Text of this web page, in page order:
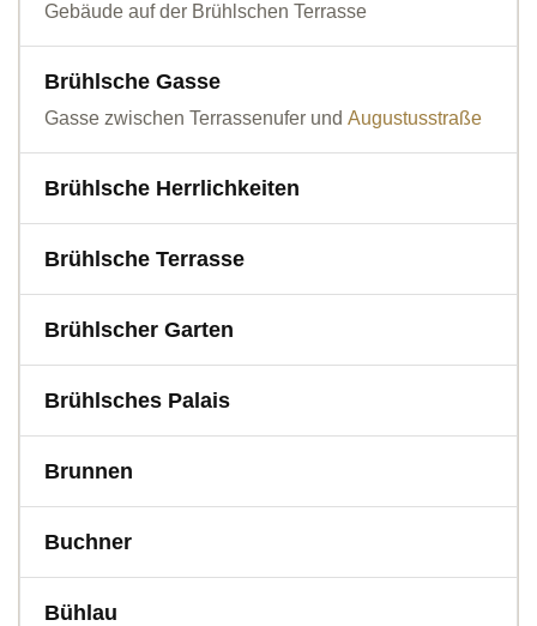
Gebäude auf der Brühlschen Terrasse
Brühlsche Gasse
Gasse zwischen Terrassenufer und Augustusstraße
Brühlsche Herrlichkeiten
Brühlsche Terrasse
Brühlscher Garten
Brühlsches Palais
Brunnen
Buchner
Bühlau